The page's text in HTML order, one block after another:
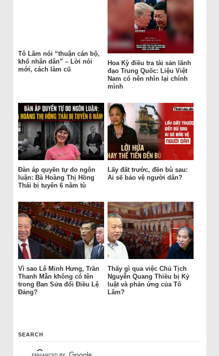
Tô Lâm nói “thuận cán bộ,
khổ nhân dân” – Lời nói
mới, cách làm cũ
Hoa Kỳ điều tra tài sản lãnh
đạo Trung Quốc: Liệu Việt
Nam có nên nhìn lại chính
mình
Đàn áp quyền tự do ngôn
luận: Bà Hoàng Thị Hồng
Thái bị tuyên 6 năm tù
Lấy đất trước, đền bù sau:
Ai sẽ bảo vệ người dân?
Vì sao Lê Minh Hưng, Trần
Thanh Mẫn không có tên
trong Ban Sửa đổi Điều Lệ
Đảng?
Thấy gì qua việc Chủ Tịch
Nguyễn Quang Thiều bị Kỷ
luật và phản ứng của Tô
Lâm?
SEARCH